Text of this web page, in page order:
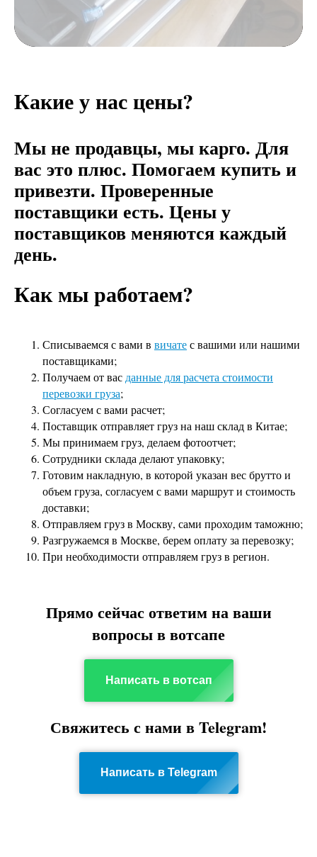
Какие у нас цены?
Мы не продавцы, мы карго. Для
вас это плюс. Помогаем купить и
привезти. Проверенные
поставщики есть. Цены у
поставщиков меняются каждый
день.
Как мы работаем?
Списываемся с вами в вичатес вашими или нашими
поставщиками;
Получаем от вас данные для расчета стоимости
перевозки груза;
Согласуем с вами расчет;
Поставщик отправляет груз на наш склад в Китае;
Мы принимаем груз, делаем фотоотчет;
Сотрудники склада делают упаковку;
Готовим накладную, в которой указан вес брутто и
объем груза, согласуем с вами маршрут и стоимость
доставки;
Отправляем груз в Москву, сами проходим таможню;
Разгружаемся в Москве, берем оплату за перевозку;
При необходимости отправляем груз в регион.
Прямо сейчас ответим на ваши
вопросы в вотсапе
Написать в вотсап
Свяжитесь с нами в Telegram!
Написать в Telegram